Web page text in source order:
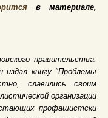
в материале,
правительства.
книгу "Проблемы
славились своим
организации
профашистски